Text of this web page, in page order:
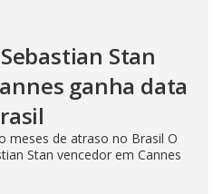
Stan
ganha data
meses de atraso no Brasil O
Stan vencedor em Cannes